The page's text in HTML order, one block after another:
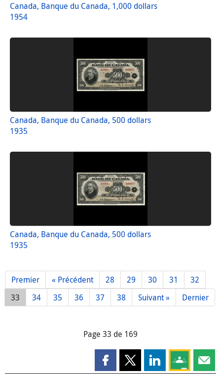
Canada, Banque du Canada, 1,000 dollars
1954
Canada, Banque du Canada, 500 dollars
1935
Canada, Banque du Canada, 500 dollars
1935
Premier « Précédent 28 29 30 31
32
33
34 35 36 37 38 Suivant » Dernier
Page 33 de 169
Partager cette page sur
Partager cette page sur X
Partager cette
Partagez